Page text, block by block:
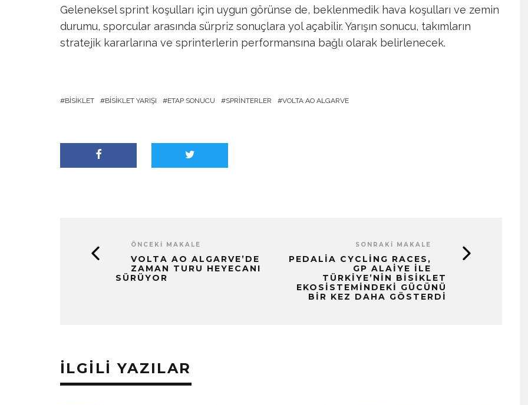
Geleneksel sprint koşulları için uygun görünse de, beklenmedik hava koşulları ve zemin
durumu, sporcular arasında sürpriz sonuçlara yol açabilir. Yarışın sonucu, takımların
stratejik kararlarına ve sprinterlerin performansına bağlı olarak belirlenecek.
BISIKLET BISIKLET YARIŞI ETAP SONUCU SPRINTERLER VOLTA AO ALGARVE
ÖNCEKI MAKALE
VOLTA AO ALGARVE’DE
ZAMAN TURU HEYECANI
SÜRÜYOR
SONRAKI MAKALE
PEDALIA CYCLING RACES,
GP ALAIYE ILE
TÜRKIYE’NIN BISIKLET
EKOSISTEMINDEKI GÜCÜNÜ
BIR KEZ DAHA GÖSTERDI
İLGILI YAZILAR